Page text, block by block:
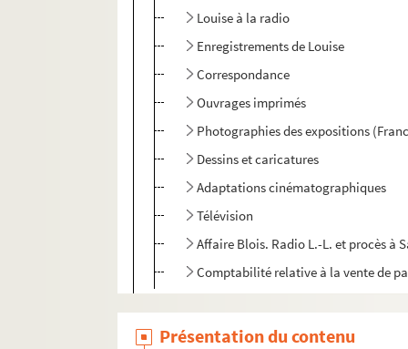
Louise à la radio
Enregistrements de Louise
Correspondance
Ouvrages imprimés
Photographies des expositions
Dessins et caricatures
Adaptations cinématographiques
Télévision
Affaire Blois. Radio L.-L. et procès à
Comptabilité relative à la vente de
Julien (1913)
Présentation du contenu